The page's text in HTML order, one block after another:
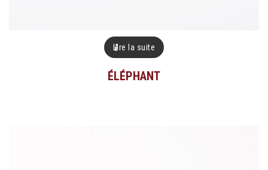
Lire la suite
ÉLÉPHANT